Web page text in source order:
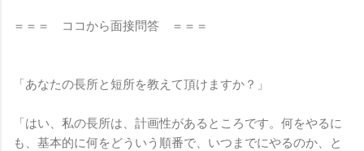
＝＝＝ ココから面接問答 ＝＝＝
「あなたの長所と短所を教えて頂けますか？」
「はい、私の長所は、計画性があるところです。何をやるに
も、基本的に何をどういう順番で、いつまでにやるのか、と